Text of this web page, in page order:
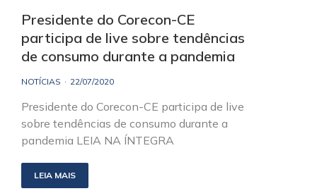
Presidente do Corecon-CE
participa de live sobre tendências
de consumo durante a pandemia
NOTÍCIAS 22/07/2020
Presidente do Corecon-CE participa de live
sobre tendências de consumo durante a
pandemia LEIA NA ÍNTEGRA
LEIA MAIS